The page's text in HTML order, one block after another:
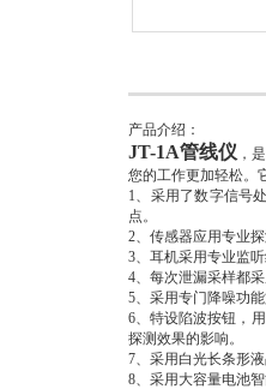
产品介绍：
JT-1A管线仪 ，
您的工作更加轻松。
1、采用了数字信号
点。
2、传感器应用专业
3、耳机采用专业监
4、每次泄漏采样都
5、采用专门降噪功
6、特设陷波按钮，
探测效果的影响。
7、采用白光长条形
8、采用大容量电池